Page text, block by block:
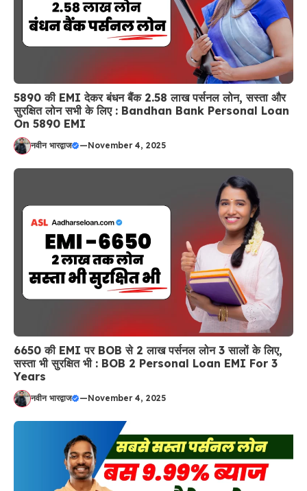
5890 की EMI देकर बंधन बैंक 2.58 लाख पर्सनल लोन, सस्ता और
सुरक्षित लोन सभी के लिए : Bandhan Bank Personal Loan
On 5890 EMI
नवीन भारद्वाज —November 4, 2025
6650 की EMI पर BOB से 2 लाख पर्सनल लोन 3 सालों के लिए,
सस्ता भी सुरक्षित भी : BOB 2 Personal Loan EMI For 3
Years
नवीन भारद्वाज —November 4, 2025